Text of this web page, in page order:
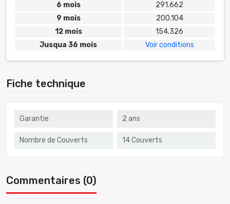
6 mois
291.662
9 mois
200.104
12 mois
154.326
Jusqua 36 mois
Voir conditions
Fiche technique
Garantie 2 ans
Nombre de Couverts 14 Couverts
Commentaires (0)